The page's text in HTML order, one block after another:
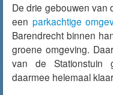
De drie gebouwen van
een parkachtige
Barendrecht binnen
groene omgeving.
van de Stationstuin
daarmee helemaal